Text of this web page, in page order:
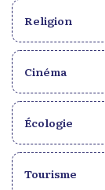
Religion
Cinéma
Écologie
Tourisme